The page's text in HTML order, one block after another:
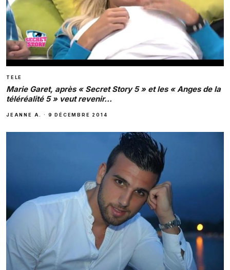
TELE
Marie Garet, après « Secret Story 5 » et les « Anges de la
télé­réa­lité 5 » veut revenir…
JEANNE A. · 9 DÉCEMBRE 2014